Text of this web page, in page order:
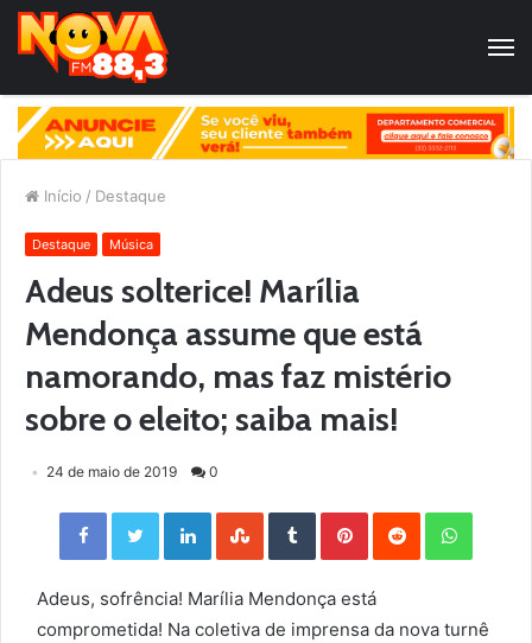
Início / Destaque
Destaque Música
Adeus solterice! Marília
Mendonça assume que está
namorando, mas faz mistério
sobre o eleito; saiba mais!
24 de maio de 2019 0
Facebook Twitter LinkedIn StumbleUpon Tumblr Pinterest Reddit
Adeus, sofrência! Marília Mendonça está
comprometida! Na coletiva de imprensa da nova turnê